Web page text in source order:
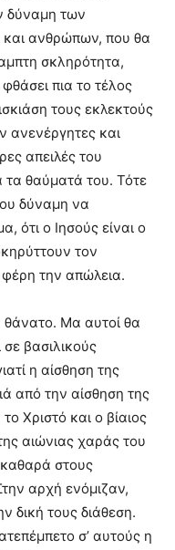
δύναμη των
ανθρώπων, που θα
σκληρότητα,
πια το τέλος
τους εκλεκτούς
ανενέργητες και
απειλές του
τα θαύματά του. Τότε
δύναμη να
ότι ο Ιησούς είναι ο
τον
την απώλεια.
θάνατο. Μα αυτοί θα
βασιλικούς
η αίσθηση της
από την αίσθηση της
Χριστό και ο βίαιος
αιώνιας χαράς του
στους
αρχή ενόμιζαν,
δική τους διάθεση.
σ’ αυτούς η